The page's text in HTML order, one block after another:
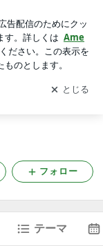
受け取りまし
開く
フォロー
テーマ